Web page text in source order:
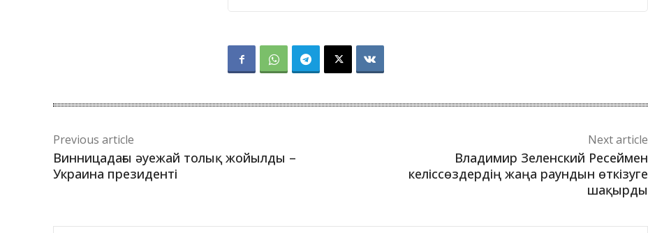
Previous article
Винницадағы әуежай толық жойылды –
Украина президенті
Next article
Владимир Зеленский Ресеймен
келіссөздердің жаңа раундын өткізуге
шақырды